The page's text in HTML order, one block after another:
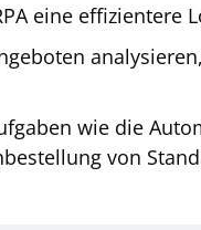
eine effizientere
wie die
von